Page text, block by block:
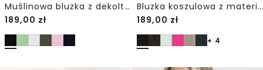
Muślinowa bluzka z dekoltem w szpic
189,00 zł
Bluzka koszulowa z materiału muślinowego
189,00 zł
+ 4